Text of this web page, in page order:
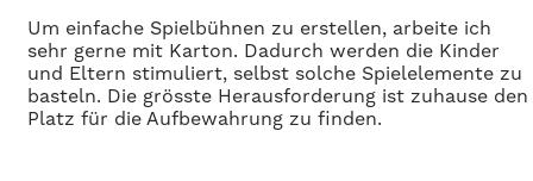
Um einfache Spielbühnen zu erstellen, arbeite ich
sehr gerne mit Karton. Dadurch werden die Kinder
und Eltern stimuliert, selbst solche Spielelemente zu
basteln. Die grösste Herausforderung ist zuhause den
Platz für die Aufbewahrung zu finden.